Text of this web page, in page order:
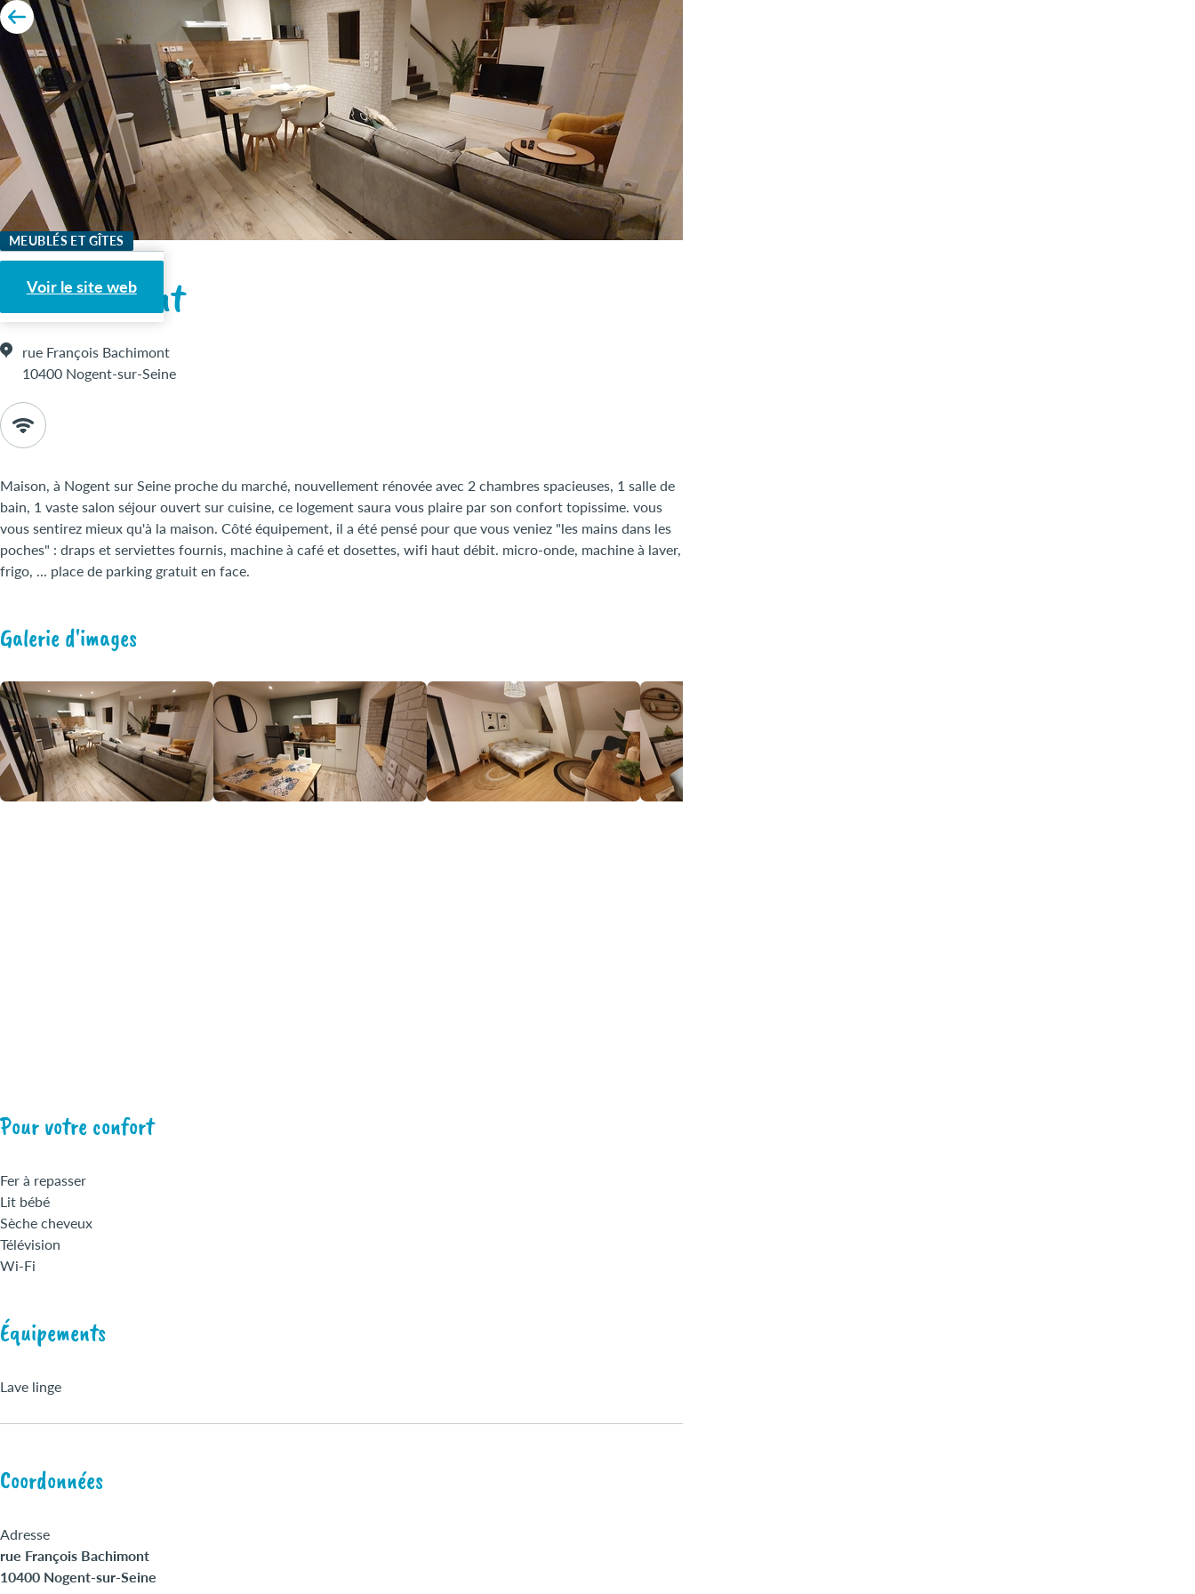
MEUBLÉS ET GÎTES
Voir le site web
Le Bachimont
rue François Bachimont
10400 Nogent-sur-Seine
Maison, à Nogent sur Seine proche du marché, nouvellement rénovée avec 2 chambres spacieuses, 1 salle de
bain, 1 vaste salon séjour ouvert sur cuisine, ce logement saura vous plaire par son confort topissime. vous
vous sentirez mieux qu'à la maison. Côté équipement, il a été pensé pour que vous veniez "les mains dans les
poches" : draps et serviettes fournis, machine à café et dosettes, wifi haut débit. micro-onde, machine à laver,
frigo, ... place de parking gratuit en face.
Galerie d'images
Pour votre confort
Fer à repasser
Lit bébé
Sèche cheveux
Télévision
Wi-Fi
Équipements
Lave linge
Coordonnées
Adresse
rue François Bachimont
10400 Nogent-sur-Seine